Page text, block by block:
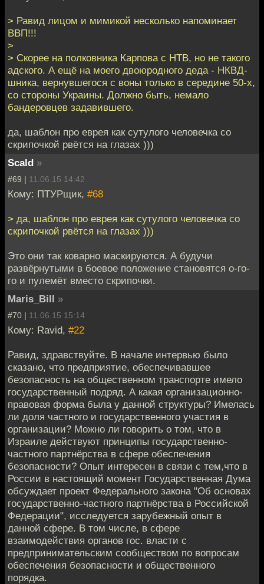
> Равид лицом и мимикой несколько напоминает
ВВП!!!
>
> Скорее на полковника Карпова с НТВ, но не такого
адского. А ещё на моего двоюродного деда - НКВД-
шника, вернувшегося с воны только в середине 50-х,
со стороны Украины. Должно быть, немало
бандеровцев задавившего.
да, шаблон про еврея как сутулого человечка со
скрипочкой рвётся на глазах )))
Scald »
#69 | 11.06.15 14:42
Кому: ПТУРщик, #68
> да, шаблон про еврея как сутулого человечка со
скрипочкой рвётся на глазах )))
Это они так коварно маскируются. А будучи
развёрнутыми в боевое положение становятся о-го-
го и пулемёт вместо скрипочки.
Maris_Bill »
#70 | 11.06.15 15:14
Кому: Ravid, #22
Равид, здравствуйте. В начале интервью было
сказано, что предприятие, обеспечивавшее
безопасность на общественном транспорте имело
государственный подряд. А какая организационно-
правовая форма была у данной структуры? Имелась
ли доля частного и государственного участия в
организации? Можно ли говорить о том, что в
Израиле действуют принципы государственно-
частного партнёрства в сфере обеспечения
безопасности? Опыт интересен в связи с тем,что в
России в настоящий момент Государственная Дума
обсуждает проект Федерального закона "Об основах
государственно-частного партнёрства в Российской
Федерации", исследуется зарубежный опыт в
данной сфере. В том числе, в сфере
взаимодействия органов гос. власти с
предпринимательским сообществом по вопросам
обеспечения безопасности и общественного
порядка.